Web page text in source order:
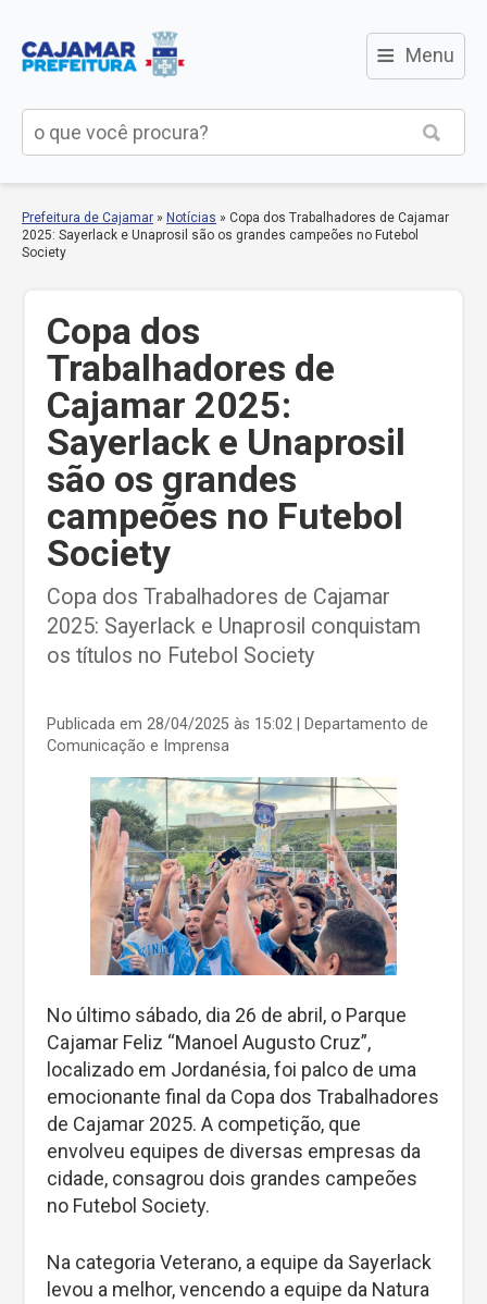
≡ Menu
Prefeitura de Cajamar » Notícias » Copa dos Trabalhadores de Cajamar
2025: Sayerlack e Unaprosil são os grandes campeões no Futebol
Society
Copa dos
Trabalhadores de
Cajamar 2025:
Sayerlack e Unaprosil
são os grandes
campeões no Futebol
Society
Copa dos Trabalhadores de Cajamar
2025: Sayerlack e Unaprosil conquistam
os títulos no Futebol Society
Publicada em 28/04/2025 às 15:02
| Departamento de
Comunicação e Imprensa
No último sábado, dia 26 de abril, o Parque
Cajamar Feliz “Manoel Augusto Cruz”,
localizado em Jordanésia, foi palco de uma
emocionante final da Copa dos Trabalhadores
de Cajamar 2025. A competição, que
envolveu equipes de diversas empresas da
cidade, consagrou dois grandes campeões
no Futebol Society.
Na categoria Veterano, a equipe da Sayerlack
levou a melhor, vencendo a equipe da Natura